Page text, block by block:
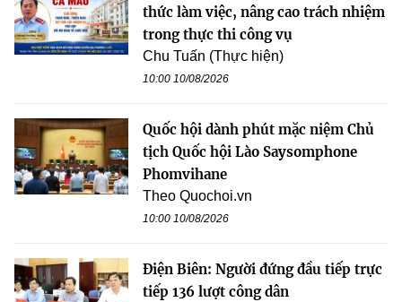
thức làm việc, nâng cao trách nhiệm
trong thực thi công vụ
Chu Tuấn (Thực hiện)
10:00 10/08/2026
Quốc hội dành phút mặc niệm Chủ
tịch Quốc hội Lào Saysomphone
Phomvihane
Theo Quochoi.vn
10:00 10/08/2026
Điện Biên: Người đứng đầu tiếp trực
tiếp 136 lượt công dân